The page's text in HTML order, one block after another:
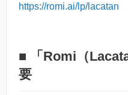
https://romi.ai/lp/lacatan
■ 「Romi（
要